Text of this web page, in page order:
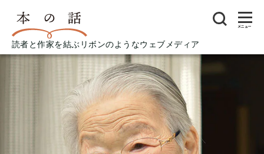
読者と作家を結ぶリボンのようなウェブメディア
メニュー